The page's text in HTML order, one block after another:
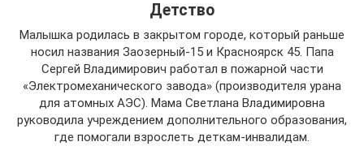
Детство
Малышка родилась в закрытом городе, который раньше
носил названия Заозерный-15 и Красноярск 45. Папа
Сергей Владимирович работал в пожарной части
«Электромеханического завода» (производителя урана
для атомных АЭС). Мама Светлана Владимировна
руководила учреждением дополнительного образования,
где помогали взрослеть деткам-инвалидам.